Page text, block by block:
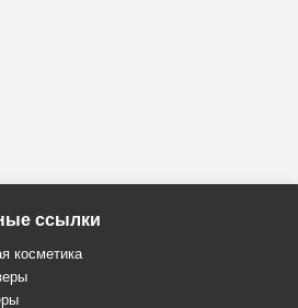
ссылки
косметика